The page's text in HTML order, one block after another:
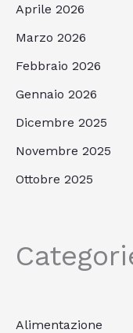
Aprile 2026
Marzo 2026
Febbraio 2026
Gennaio 2026
Dicembre 2025
Novembre 2025
Ottobre 2025
Alimentazione